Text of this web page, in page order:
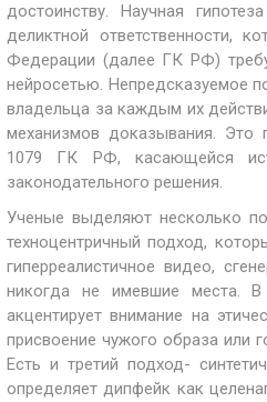
достоинству. Научная
деликтной ответственности,
Федерации (далее ГК РФ)
нейросетью. Непредсказуемое
владельца за каждым их
механизмов доказывания. Это
1079 ГК РФ, касающейся
законодательного решения.
Ученые выделяют несколько
техноцентричный подход,
гиперреалистичное видео,
никогда не имевшие места.
акцентирует внимание на
присвоение чужого образа или
Есть и третий подход-
определяет дипфейк как